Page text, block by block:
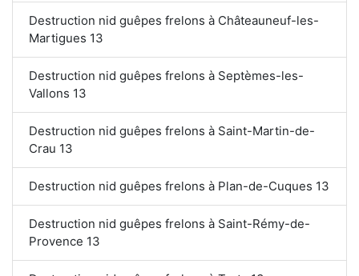
Destruction nid guêpes frelons à Châteauneuf-les-
Martigues 13
Destruction nid guêpes frelons à Septèmes-les-
Vallons 13
Destruction nid guêpes frelons à Saint-Martin-de-
Crau 13
Destruction nid guêpes frelons à Plan-de-Cuques 13
Destruction nid guêpes frelons à Saint-Rémy-de-
Provence 13